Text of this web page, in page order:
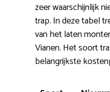
zeer waarschijnlijk
trap. In deze tabel
van het laten
Vianen. Het soort
belangrijkste